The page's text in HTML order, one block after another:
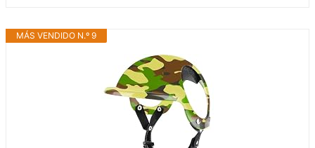
MÁS VENDIDO N.º 9